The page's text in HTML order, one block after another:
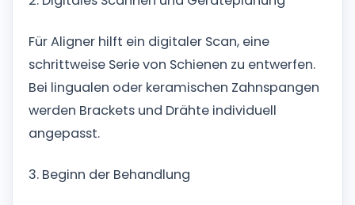
Für Aligner hilft ein digitaler Scan, eine
schrittweise Serie von Schienen zu entwerfen.
Bei lingualen oder keramischen Zahnspangen
werden Brackets und Drähte individuell
angepasst.
3. Beginn der Behandlung